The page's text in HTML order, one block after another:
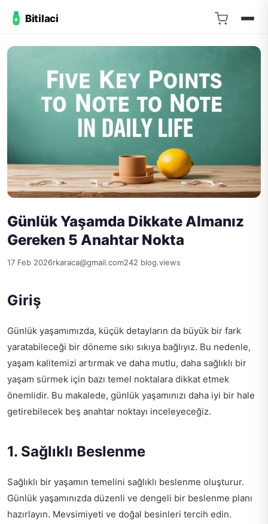
Bitilaci
Günlük Yaşamda Dikkate Almanız
Gereken 5 Anahtar Nokta
17 Feb 2026rkaraca@gmail.com242 blog.views
Giriş
Günlük yaşamımızda, küçük detayların da büyük bir fark
yaratabileceği bir döneme sıkı sıkıya bağlıyız. Bu nedenle,
yaşam kalitemizi artırmak ve daha mutlu, daha sağlıklı bir
yaşam sürmek için bazı temel noktalara dikkat etmek
önemlidir. Bu makalede, günlük yaşamınızı daha iyi bir hale
getirebilecek beş anahtar noktayı inceleyeceğiz.
1. Sağlıklı Beslenme
Sağlıklı bir yaşamın temelini sağlıklı beslenme oluşturur.
Günlük yaşamınızda düzenli ve dengeli bir beslenme planı
hazırlayın. Mevsimiyeti ve doğal besinleri tercih edin.